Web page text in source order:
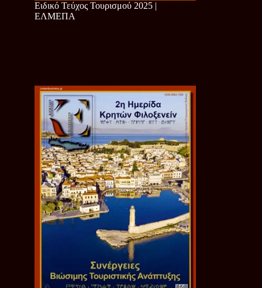
Ειδικό Τεύχος Τουρισμού 2025 |
ΕΛΜΕΠΑ